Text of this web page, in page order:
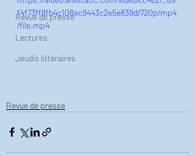
Revue de presse
Lectures
Jeudis littéraires
f4f73ff8fb4c108ec9443c2e5e839d/720p/mp4
/file.mp4
Revue de presse